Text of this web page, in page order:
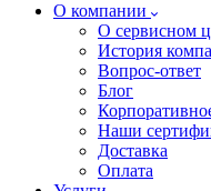
О компании
О сервисном
История
Вопрос-ответ
Блог
Наши
Доставка
Оплата